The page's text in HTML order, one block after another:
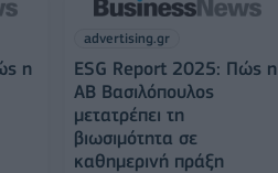
η
advertising.gr
ESG Report 2025: Πώς η
ΑΒ Βασιλόπουλος
μετατρέπει τη
βιωσιμότητα σε
καθημερινή πράξη